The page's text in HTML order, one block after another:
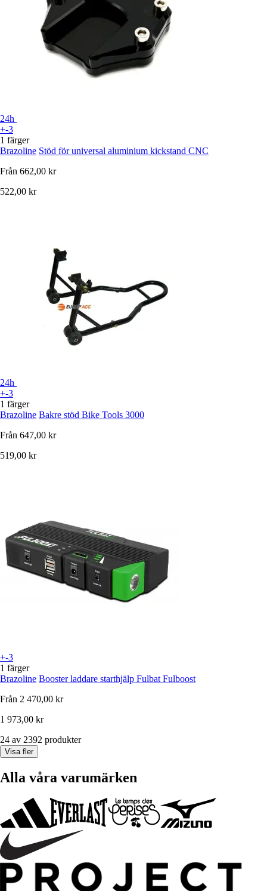
24h
+-3
1 färger
Brazoline Stöd för universal aluminium kickstand CNC
Från 662,00 kr
522,00 kr
24h
+-3
1 färger
Brazoline Bakre stöd Bike Tools 3000
Från 647,00 kr
519,00 kr
+-3
1 färger
Brazoline Booster laddare starthjälp Fulbat Fulboost
Från 2 470,00 kr
1 973,00 kr
24 av 2392 produkter
Visa fler
Alla våra varumärken